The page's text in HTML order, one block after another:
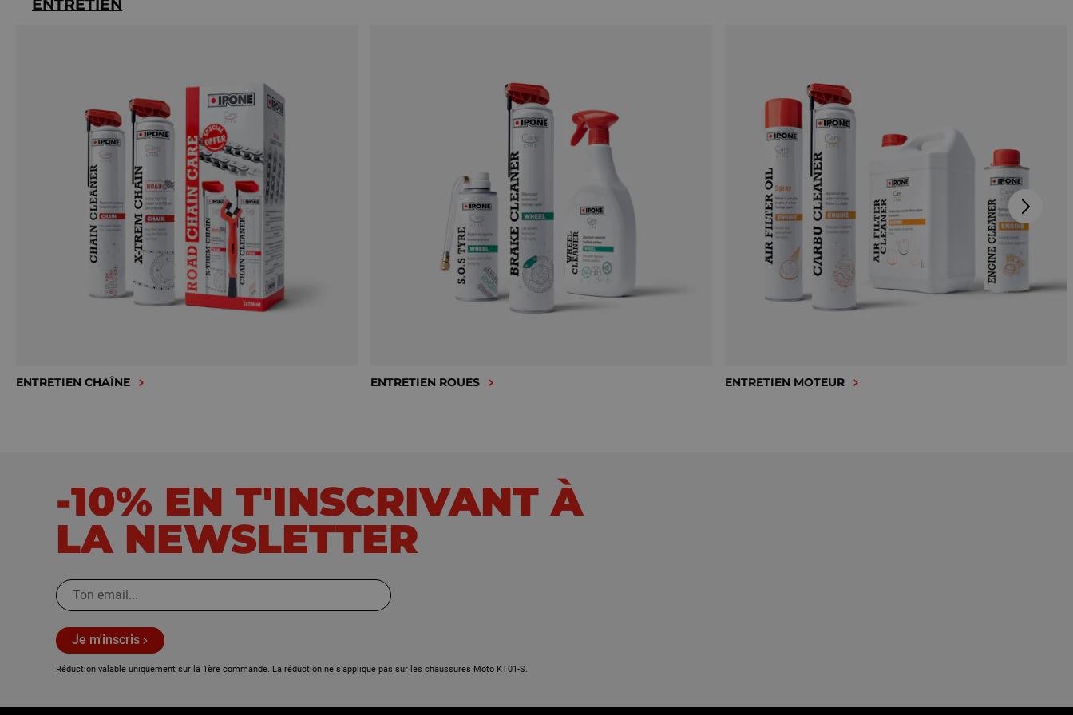
ENTRETIEN
ENTRETIEN CHAÎNE ENTRETIEN ROUES ENTRETIEN MOTEUR
-10% EN T'INSCRIVANT À
LA NEWSLETTER
Je m'inscris
Réduction valable uniquement sur la 1ère commande. La réduction ne s'applique pas sur les chaussures Moto KT01-S.